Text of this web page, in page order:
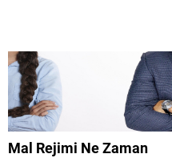
Mal Rejimi Ne Zaman